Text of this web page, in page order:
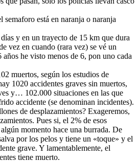
semaforo está en naranja o naranja
y en un trayecto de 15 km que dura
vez en cuando (rara vez) se vé un
años he visto menos de 6, pon uno cada
muertos, según los estudios de
1020 accidentes graves sin muertos,
y… 102.000 situaciones en las que
accidente (se denominan incidentes).
de desplazamientos? Exageremos,
Pues si, el 2% de esos
momento hace una burrada. De
por los pelos y tiene un «toque» y el
grave. Y lamentablemente, el
tiene muerto.